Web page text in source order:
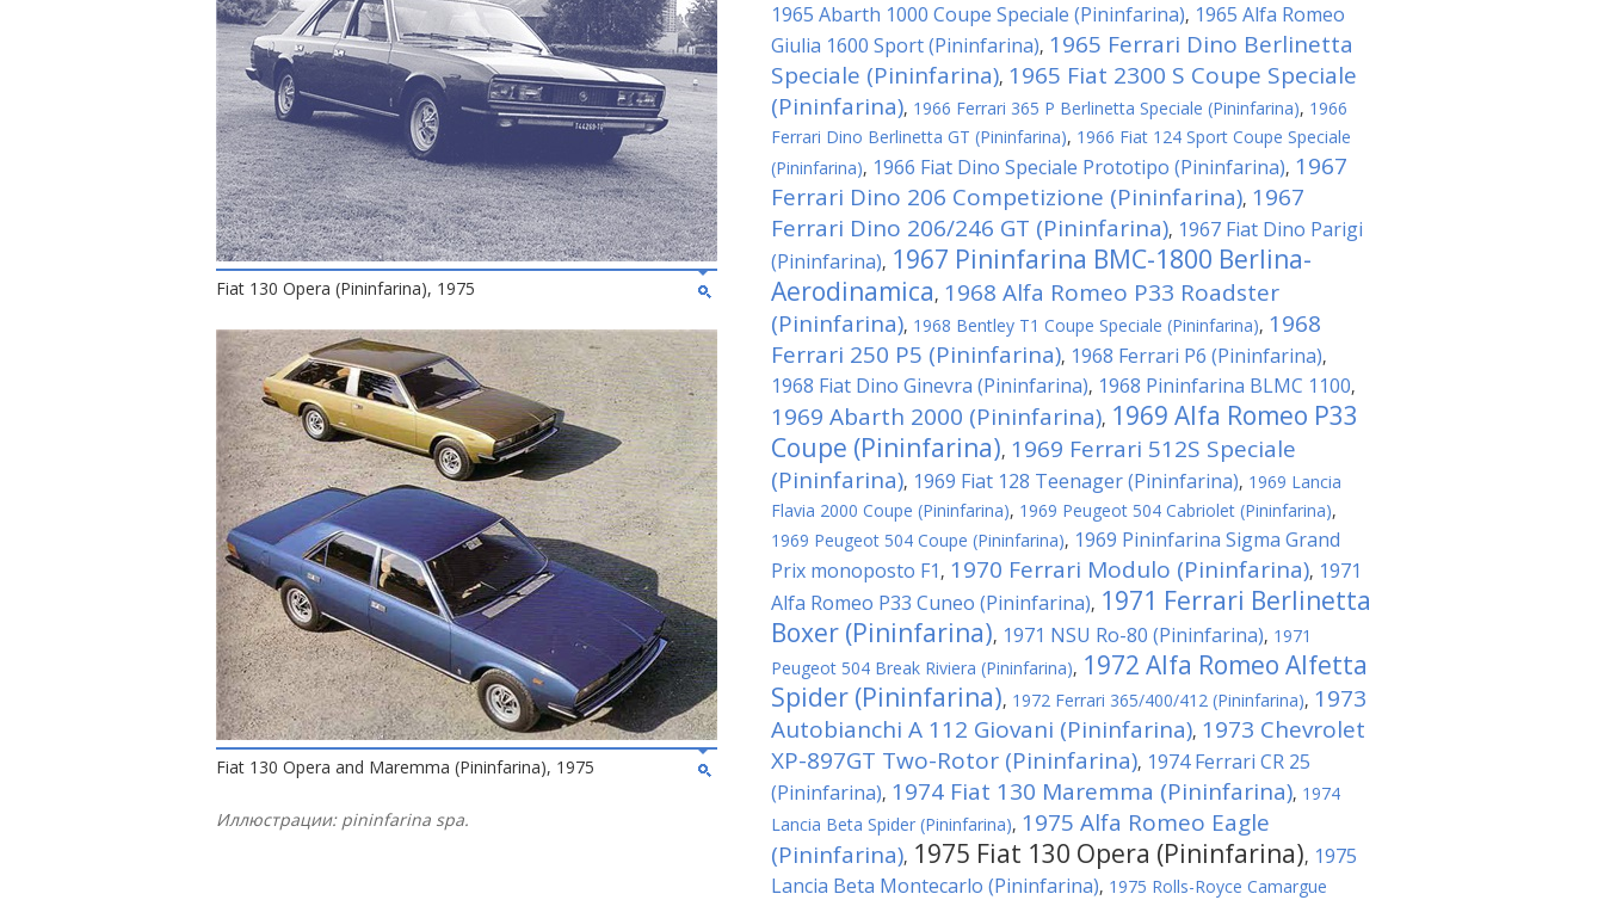
Fiat 130 Opera (Pininfarina), 1975
Fiat 130 Opera and Maremma (Pininfarina), 1975
Иллюстрации: pininfarina spa.
1965 Abarth 1000 Coupe Speciale (Pininfarina), 1965 Alfa Romeo
Giulia 1600 Sport (Pininfarina), 1965 Ferrari Dino Berlinetta
Speciale (Pininfarina), 1965 Fiat 2300 S Coupe Speciale
(Pininfarina), 1966 Ferrari 365 P Berlinetta Speciale (Pininfarina), 1966
Ferrari Dino Berlinetta GT (Pininfarina), 1966 Fiat 124 Sport Coupe Speciale
(Pininfarina), 1966 Fiat Dino Speciale Prototipo (Pininfarina), 1967
Ferrari Dino 206 Competizione (Pininfarina), 1967
Ferrari Dino 206/246 GT (Pininfarina), 1967 Fiat Dino Parigi
(Pininfarina), 1967 Pininfarina BMC-1800 Berlina-
Aerodinamica, 1968 Alfa Romeo P33 Roadster
(Pininfarina), 1968 Bentley T1 Coupe Speciale (Pininfarina), 1968
Ferrari 250 P5 (Pininfarina), 1968 Ferrari P6 (Pininfarina),
1968 Fiat Dino Ginevra (Pininfarina), 1968 Pininfarina BLMC 1100,
1969 Abarth 2000 (Pininfarina), 1969 Alfa Romeo P33
Coupe (Pininfarina), 1969 Ferrari 512S Speciale
(Pininfarina), 1969 Fiat 128 Teenager (Pininfarina), 1969 Lancia
Flavia 2000 Coupe (Pininfarina), 1969 Peugeot 504 Cabriolet (Pininfarina),
1969 Peugeot 504 Coupe (Pininfarina), 1969 Pininfarina Sigma Grand
Prix monoposto F1 , 1970 Ferrari Modulo (Pininfarina), 1971
Alfa Romeo P33 Cuneo (Pininfarina), 1971 Ferrari Berlinetta
Boxer (Pininfarina), 1971 NSU Ro-80 (Pininfarina), 1971
Peugeot 504 Break Riviera (Pininfarina), 1972 Alfa Romeo Alfetta
Spider (Pininfarina), 1972 Ferrari 365/400/412 (Pininfarina), 1973
Autobianchi A 112 Giovani (Pininfarina), 1973 Chevrolet
XP-897GT Two-Rotor (Pininfarina), 1974 Ferrari CR 25
(Pininfarina), 1974 Fiat 130 Maremma (Pininfarina), 1974
Lancia Beta Spider (Pininfarina), 1975 Alfa Romeo Eagle
(Pininfarina), 1975 Fiat 130 Opera (Pininfarina), 1975
Lancia Beta Montecarlo (Pininfarina), 1975 Rolls-Royce Camargue